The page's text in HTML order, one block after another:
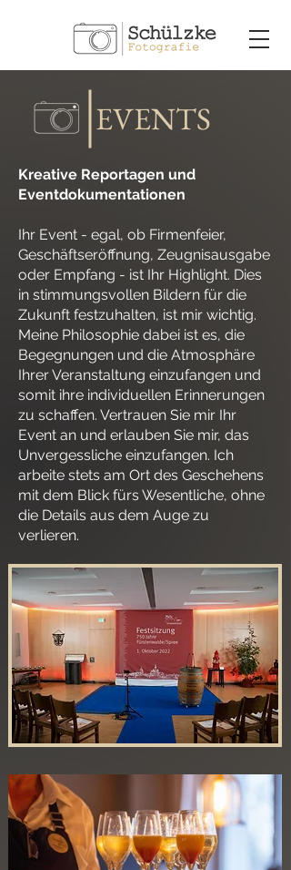
EVENTS
Kreative Reportagen und
Eventdokumentationen
Ihr Event - egal, ob Firmenfeier,
Geschäftseröffnung, Zeugnisausgabe
oder Empfang - ist Ihr Highlight. Dies
in stimmungsvollen Bildern für die
Zukunft festzuhalten, ist mir wichtig.
Meine Philosophie dabei ist es, die
Begegnungen und die Atmosphäre
Ihrer Veranstaltung einzufangen und
somit ihre individuellen Erinnerungen
zu schaffen. Vertrauen Sie mir Ihr
Event an und erlauben Sie mir, das
Unvergessliche einzufangen. Ich
arbeite stets am Ort des Geschehens
mit dem Blick fürs Wesentliche, ohne
die Details aus dem Auge zu
verlieren.